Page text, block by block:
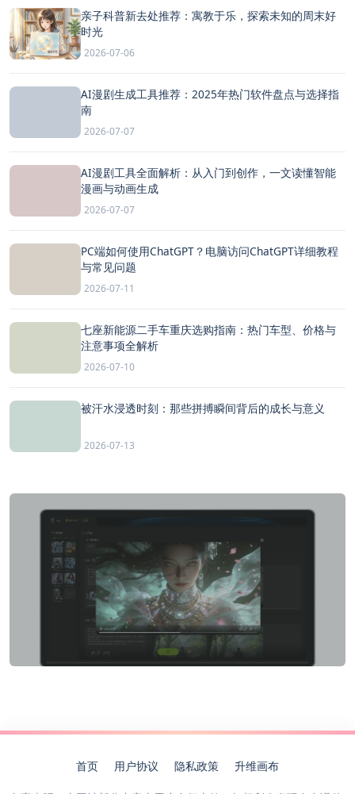
亲子科普新去处推荐：寓教于乐，探索未知的周末好
时光
2026-07-06
AI漫剧生成工具推荐：2025年热门软件盘点与选择指
南
2026-07-07
AI漫剧工具全面解析：从入门到创作，一文读懂智能
漫画与动画生成
2026-07-07
PC端如何使用ChatGPT？电脑访问ChatGPT详细教程
与常见问题
2026-07-11
七座新能源二手车重庆选购指南：热门车型、价格与
注意事项全解析
2026-07-10
被汗水浸透时刻：那些拼搏瞬间背后的成长与意义
2026-07-13
首页 用户协议 隐私政策 升维画布